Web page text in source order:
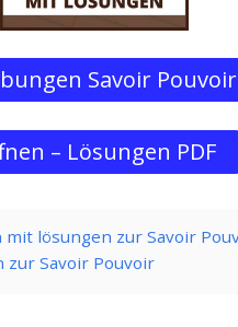
Savoir Pouvoir
– Lösungen PDF
mit lösungen zur Savoir
zur Savoir Pouvoir